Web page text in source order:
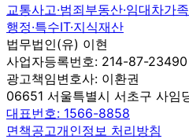
교통사고·범죄부동산·임대차가족
행정·특수IT·지식재산
법무법인(유) 이현
사업자등록번호: 214-87-
광고책임변호사: 이환권
06651 서울특별시 서초구 사임
대표번호: 1566-8858
면책공고개인정보 처리방침